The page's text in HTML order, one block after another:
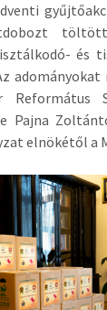
és
Református
Pajna
elnökétől a